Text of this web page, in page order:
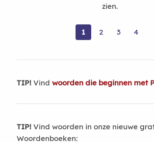
zien.
1 2 3 4
TIP!Vind woorden die beginnen met
TIP!Vind woorden in onze nieuwe
Woordenboeken: